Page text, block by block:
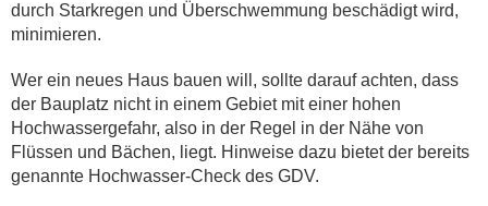
durch Starkregen und Überschwemmung beschädigt wird,
minimieren.
Wer ein neues Haus bauen will, sollte darauf achten, dass
der Bauplatz nicht in einem Gebiet mit einer hohen
Hochwassergefahr, also in der Regel in der Nähe von
Flüssen und Bächen, liegt. Hinweise dazu bietet der bereits
genannte Hochwasser-Check des GDV.